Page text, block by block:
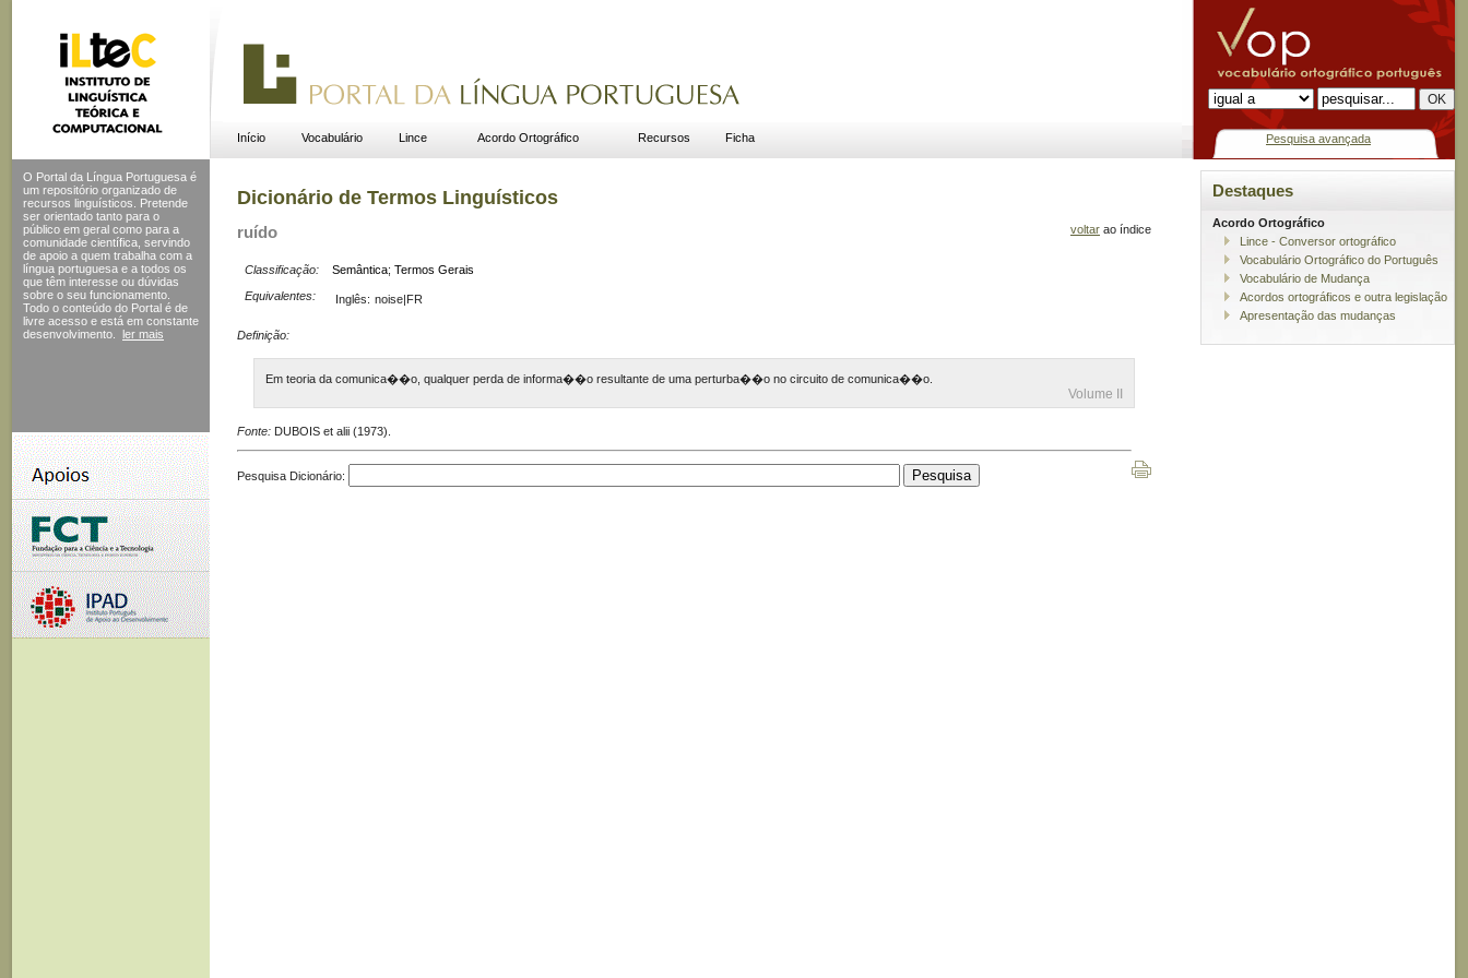
Início Vocabulário Lince Acordo Ortográfico Recursos Ficha Pesquisa avançada
O Portal da Língua Portuguesa é
um repositório organizado de
recursos linguísticos. Pretende
ser orientado tanto para o
público em geral como para a
comunidade científica, servindo
de apoio a quem trabalha com a
língua portuguesa e a todos os
que têm interesse ou dúvidas
sobre o seu funcionamento.
Todo o conteúdo do Portal é de
livre acesso e está em constante
desenvolvimento.
ler mais
Dicionário de Termos Linguísticos
voltar ao índice
ruído
Classificação: Semântica; Termos Gerais
Equivalentes:
Inglês: noise|FR
Definição:
Em teoria da comunica��o, qualquer perda de informa��o resultante de uma perturba��o no circuito de comunica��o.
Volume II
Fonte: DUBOIS et alii (1973).
Pesquisa Dicionário:
Destaques
Acordo Ortográfico
Lince - Conversor ortográfico
Vocabulário Ortográfico do Português
Vocabulário de Mudança
Acordos ortográficos e outra legislação
Apresentação das mudanças